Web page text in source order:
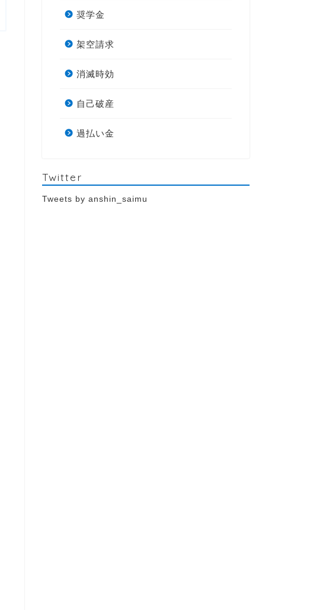
奨学金
架空請求
消滅時効
自己破産
過払い金
Twitter
Tweets by anshin_saimu